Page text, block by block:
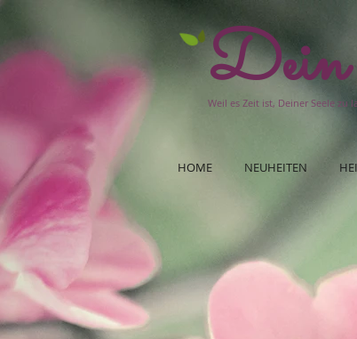
Dein
Weil es Zeit ist, Deiner Seele zu
HOME NEUHEITEN